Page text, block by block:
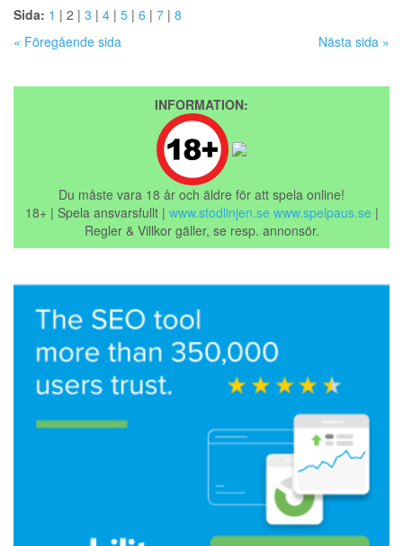
Sida: 1 | 2 | 3 | 4 | 5 | 6 | 7 | 8
« Föregående sida
Nästa sida »
INFORMATION:
Du måste vara 18 år och äldre för att spela online!
18+ | Spela ansvarsfullt | www.stodlinjen.se www.spelpaus.se |
Regler & Villkor gäller, se resp. annonsör.